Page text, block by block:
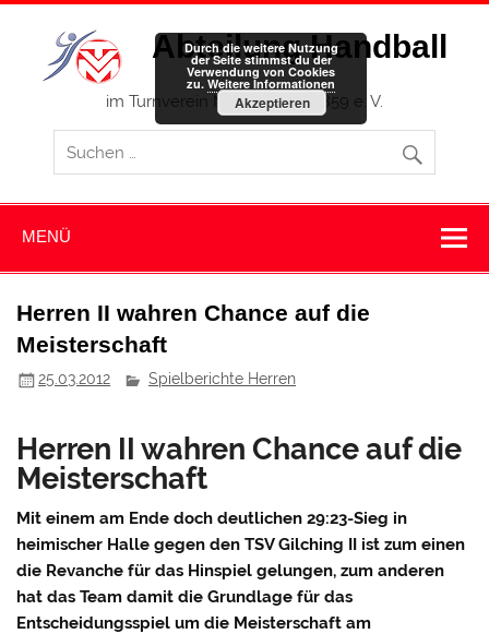
Zum
springen
Abteilung Handball
im Turnverein Memmingen 1859 e. V.
MENÜ
Herren II wahren Chance auf die
Meisterschaft
25.03.2012 Spielberichte Herren
Herren II wahren Chance auf die
Meisterschaft
Mit einem am Ende doch deutlichen 29:23-Sieg in
heimischer Halle gegen den TSV Gilching II ist zum einen
die Revanche für das Hinspiel gelungen, zum anderen
hat das Team damit die Grundlage für das
Entscheidungsspiel um die Meisterschaft am
Durch die weitere Nutzung
der Seite stimmst du der
Verwendung von Cookies
zu. Weitere Informationen
Akzeptieren